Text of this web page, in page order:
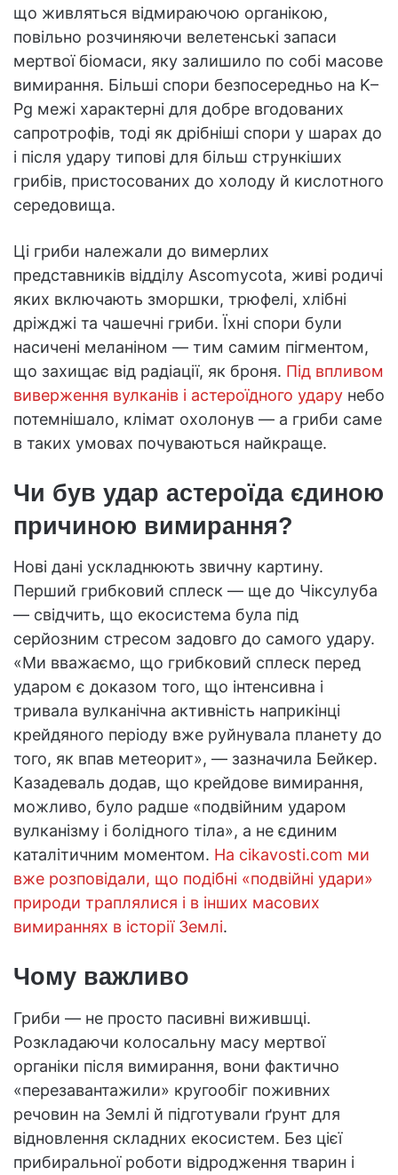
що живляться відмираючою органікою,
повільно розчиняючи велетенські запаси
мертвої біомаси, яку залишило по собі масове
вимирання. Більші спори безпосередньо на K–
Pg межі характерні для добре вгодованих
сапротрофів, тоді як дрібніші спори у шарах до
і після удару типові для більш стрункіших
грибів, пристосованих до холоду й кислотного
середовища.
Ці гриби належали до вимерлих
представників відділу Ascomycota, живі родичі
яких включають зморшки, трюфелі, хлібні
дріжджі та чашечні гриби. Їхні спори були
насичені меланіном — тим самим пігментом,
що захищає від радіації, як броня. Під впливом
виверження вулканів і астероїдного удару небо
потемнішало, клімат охолонув — а гриби саме
в таких умовах почуваються найкраще.
Чи був удар астероїда єдиною
причиною вимирання?
Нові дані ускладнюють звичну картину.
Перший грибковий сплеск — ще до Чіксулуба
— свідчить, що екосистема була під
серйозним стресом задовго до самого удару.
«Ми вважаємо, що грибковий сплеск перед
ударом є доказом того, що інтенсивна і
тривала вулканічна активність наприкінці
крейдяного періоду вже руйнувала планету до
того, як впав метеорит», — зазначила Бейкер.
Казадеваль додав, що крейдове вимирання,
можливо, було радше «подвійним ударом
вулканізму і болідного тіла», а не єдиним
каталітичним моментом. На cikavosti.com ми
вже розповідали, що подібні «подвійні удари»
природи траплялися і в інших масових
вимираннях в історії Землі.
Чому важливо
Гриби — не просто пасивні вижившці.
Розкладаючи колосальну масу мертвої
органіки після вимирання, вони фактично
«перезавантажили» кругообіг поживних
речовин на Землі й підготували ґрунт для
відновлення складних екосистем. Без цієї
прибиральної роботи відродження тварин і